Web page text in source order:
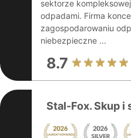
sektorze
odpadami. Firma
zagospodarowaniu
niebezpieczne ...
8.7
Stal-Fox. Skup i